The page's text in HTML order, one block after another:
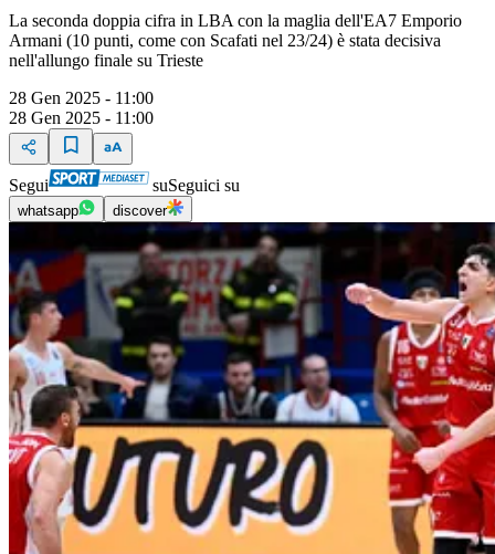
La seconda doppia cifra in LBA con la maglia dell'EA7 Emporio
Armani (10 punti, come con Scafati nel 23/24) è stata decisiva
nell'allungo finale su Trieste
28 Gen 2025 - 11:00
28 Gen 2025 - 11:00
Segui suSeguici su
whatsapp discover